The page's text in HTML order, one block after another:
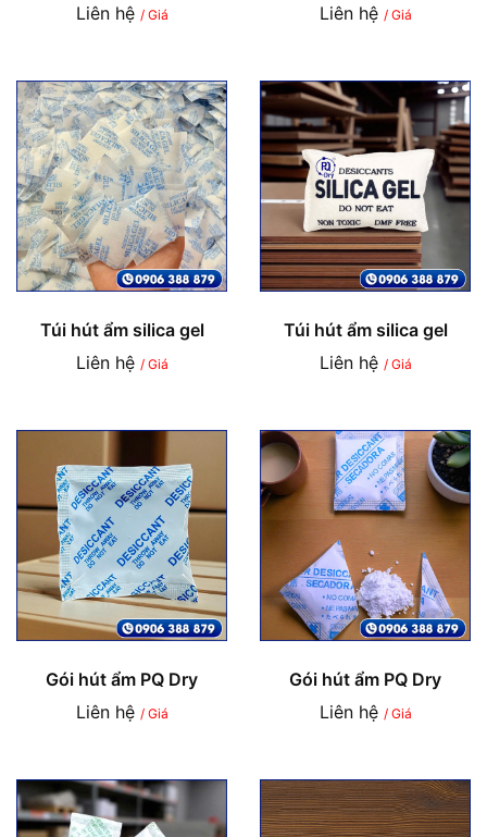
Liên hệ / Giá
Liên hệ / Giá
Túi hút ẩm silica gel
Liên hệ / Giá
Túi hút ẩm silica gel
Liên hệ / Giá
Gói hút ẩm PQ Dry
Liên hệ / Giá
Gói hút ẩm PQ Dry
Liên hệ / Giá